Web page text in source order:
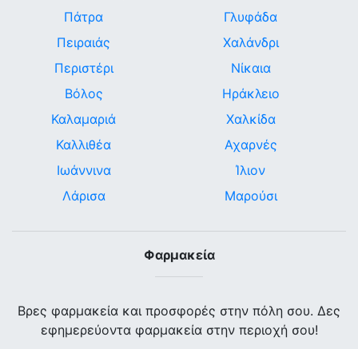
Πάτρα
Πειραιάς
Περιστέρι
Βόλος
Καλαμαριά
Καλλιθέα
Ιωάννινα
Λάρισα
Γλυφάδα
Χαλάνδρι
Νίκαια
Ηράκλειο
Χαλκίδα
Αχαρνές
Ίλιον
Μαρούσι
Φαρμακεία
Βρες φαρμακεία και προσφορές στην πόλη σου. Δες
εφημερεύοντα φαρμακεία στην περιοχή σου!